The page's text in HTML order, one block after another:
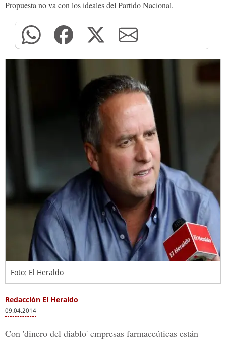
Propuesta no va con los ideales del Partido Nacional.
Foto: El Heraldo
Redacción El Heraldo
09.04.2014
Con 'dinero del diablo' empresas farmaceúticas están